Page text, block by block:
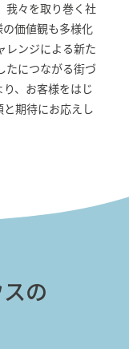
我々を取り巻く社
価値観も多様化
レンジによる新た
たにつながる街づ
、お客様をはじ
期待にお応えし
の